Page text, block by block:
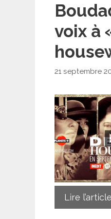
voix à
21 septembre
Lire l’article